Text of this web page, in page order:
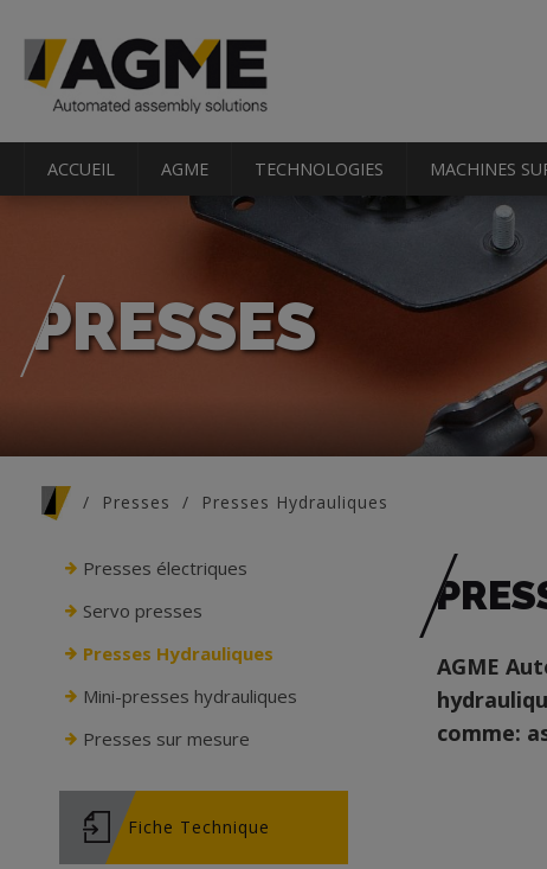
ACCUEIL AGME TECHNOLOGIES MACHINES
PRESSES
Presses Presses Hydrauliques
AGME
comme:
Presses électriques
Servo presses
Presses Hydrauliques
Mini-presses hydrauliques
Presses sur mesure
Fiche Technique